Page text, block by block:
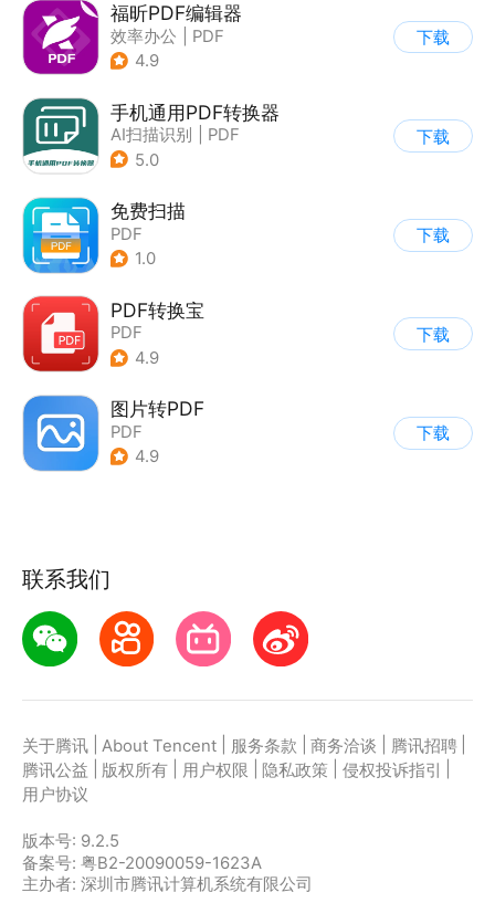
福昕PDF编辑器
效率办公
PDF
4.9
下载
手机通用PDF转换器
AI扫描识别
PDF
5.0
下载
免费扫描
PDF
1.0
下载
PDF转换宝
PDF
4.9
下载
图片转PDF
PDF
4.9
下载
联系我们
关于腾讯 About Tencent 服务条款 商务洽谈 腾讯招聘
腾讯公益
版权所有 用户权限 隐私政策 侵权投诉指引
用户协议
版本号: 9.2.5
备案号: 粤B2-20090059-1623A
主办者: 深圳市腾讯计算机系统有限公司